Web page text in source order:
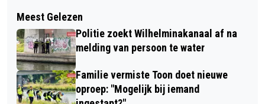
UITSLAG POSTCODELOTERIJ JUNI
2026: HEB JIJ EEN PRIJS GEWONNEN?
ZOMERVAKANTIE ZORGT VOOR
EXTRA VERKEERSDRUKTE ROND
OOSTERHOUT
Meest Gelezen
Politie zoekt Wilhelminakanaal af na
melding van persoon te water
Familie vermiste Toon doet nieuwe
oproep: "Mogelijk bij iemand